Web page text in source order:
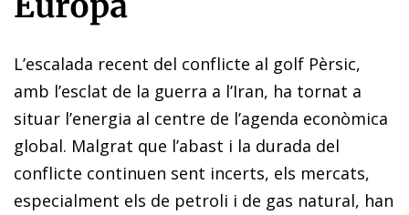
L’escalada recent del conflicte al golf Pèrsic,
amb l’esclat de la guerra a l’Iran, ha tornat a
situar l’energia al centre de l’agenda econòmica
global. Malgrat que l’abast i la durada del
conflicte continuen sent incerts, els mercats,
especial­ment els de petroli i de gas natural, han